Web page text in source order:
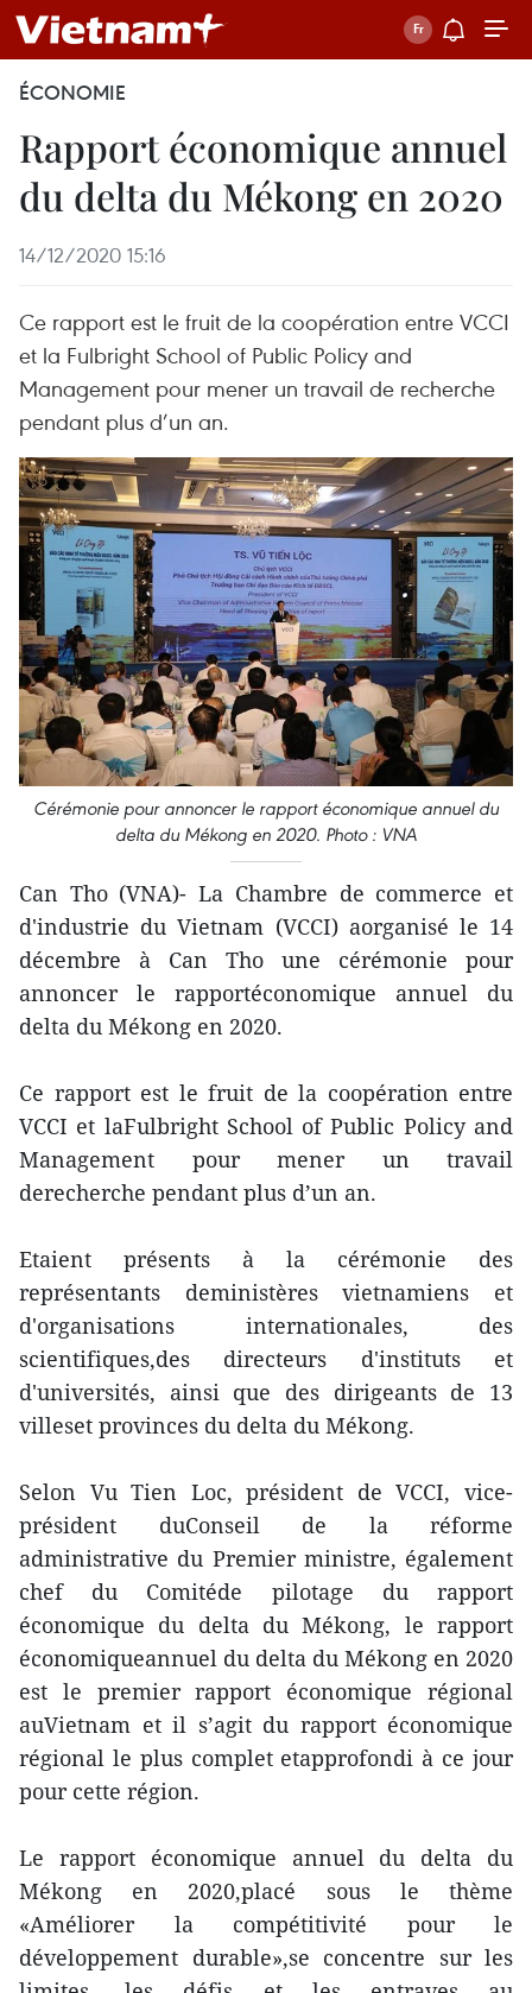
ÉCONOMIE
Rapport économique annuel
du delta du Mékong en 2020
14/12/2020 15:16
Ce rapport est le fruit de la coopération entre VCCI
et la Fulbright School of Public Policy and
Management pour mener un travail de recherche
pendant plus d’un an.
Cérémonie pour annoncer le rapport économique annuel du
delta du Mékong en 2020. Photo : VNA
Can Tho (VNA)- La Chambre de commerce et
d'industrie du Vietnam (VCCI) aorganisé le 14
décembre à Can Tho une cérémonie pour
annoncer le rapportéconomique annuel du
delta du Mékong en 2020.
Ce rapport est le fruit de la coopération entre
VCCI et laFulbright School of Public Policy and
Management pour mener un travail
derecherche pendant plus d’un an.
Etaient présents à la cérémonie des
représentants deministères vietnamiens et
d'organisations internationales, des
scientifiques,des directeurs d'instituts et
d'universités, ainsi que des dirigeants de 13
villeset provinces du delta du Mékong.
Selon Vu Tien Loc, président de VCCI, vice-
président duConseil de la réforme
administrative du Premier ministre, également
chef du Comitéde pilotage du rapport
économique du delta du Mékong, le rapport
économiqueannuel du delta du Mékong en 2020
est le premier rapport économique régional
auVietnam et il s’agit du rapport économique
régional le plus complet etapprofondi à ce jour
pour cette région.
Le rapport économique annuel du delta du
Mékong en 2020,placé sous le thème
«Améliorer la compétitivité pour le
développement durable»,se concentre sur les